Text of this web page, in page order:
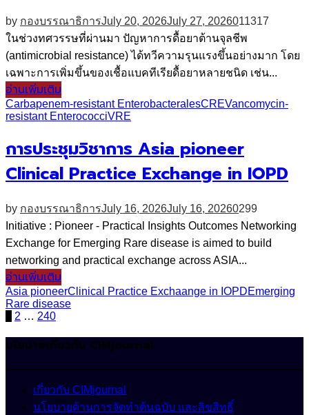
by กองบรรณาธิการJuly 20, 2026July 27, 2026011317
ในช่วงทศวรรษที่ผ่านมา ปัญหาการดื้อยาต้านจุลชีพ
(antimicrobial resistance) ได้ทวีความรุนแรงขึ้นอย่างมาก โดย
เฉพาะการเพิ่มขึ้นของเชื้อแบคทีเรียดื้อยาหลายชนิด เช่น...
อ่านเพิ่มเติม
Carbapenem-resistant EnterobacteralesCREVancomycin-
resistant EnterococciVRE
การประชุมวิชาการ Asia pioneer
Clinical Practice Exchange in IOPD
by กองบรรณาธิการJuly 16, 2026July 16, 20260299
Initiative : Pioneer - Practical Insights Outcomes Networking
Exchange for Emerging Rare disease is aimed to build
networking and practical exchange across ASIA...
อ่านเพิ่มเติม
Asia pioneerClinical Practice Exchaange in IOPDEmerging
Rare disease
Posts
pagination
2 … 240
นโยบายเกี่ยวกับ CIMjournal
เกี่ยวกับ CIMjournal
นโยบายด้านการจัดทำต้นฉบับ และลิขสิทธิ์